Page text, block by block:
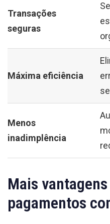
Transações
seguras
Máxima eficiência
Menos
inadimplência
Mais
pagamentos